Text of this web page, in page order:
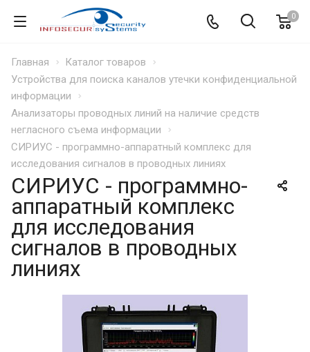
0
Главная
Каталог товаров
Устройства для поиска каналов утечки конфиденциальной
информации
Анализаторы проводных линий на наличие средств
негласного съема информации
СИРИУС - программно-аппаратный комплекс для
исследования сигналов в проводных линиях
СИРИУС - программно-
аппаратный комплекс
для исследования
сигналов в проводных
линиях